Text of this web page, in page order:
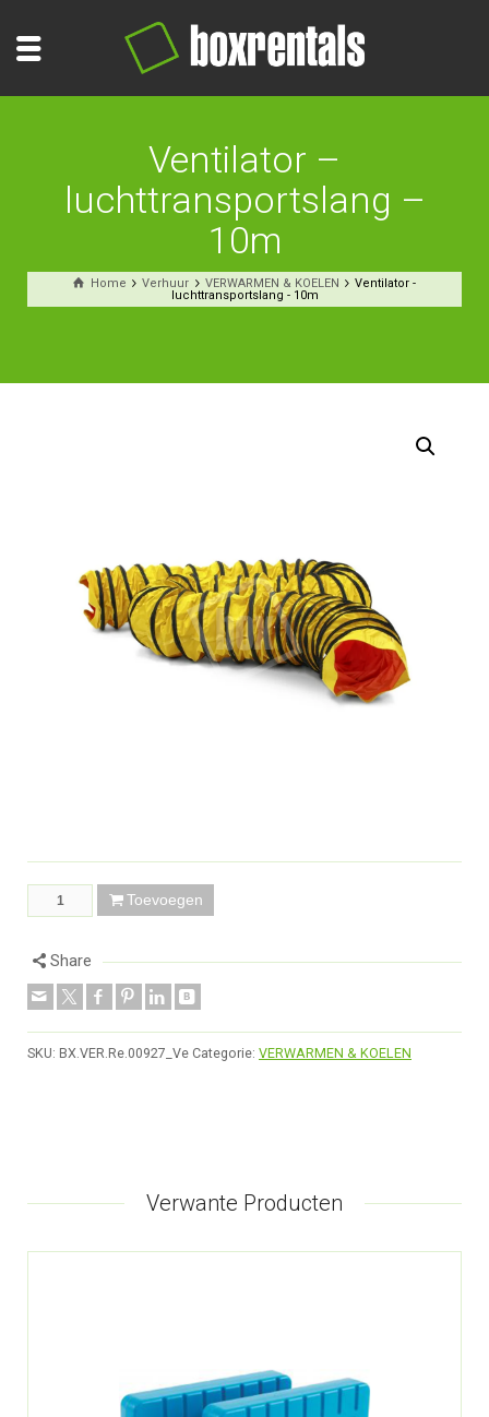
Ventilator –
luchttransportslang –
10m
Home Verhuur VERWARMEN & KOELEN
Ventilator -
luchttransportslang - 10m
Toevoegen
Share
SKU: BX.VER.Re.00927_Ve Categorie: VERWARMEN & KOELEN
Verwante Producten